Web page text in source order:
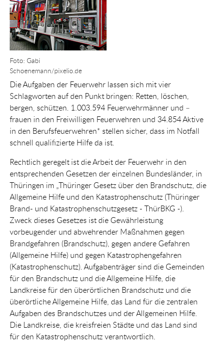
Foto: Gabi
Schoenemann/pixelio.de
Die Aufgaben der Feuerwehr lassen sich mit vier
Schlagworten auf den Punkt bringen: Retten, löschen,
bergen, schützen. 1.003.594 Feuerwehrmänner und –
frauen in den Freiwilligen Feuerwehren und 34.854 Aktive
in den Berufsfeuerwehren* stellen sicher, dass im Notfall
schnell qualifizierte Hilfe da ist.
Rechtlich geregelt ist die Arbeit der Feuerwehr in den
entsprechenden Gesetzen der einzelnen Bundesländer, in
Thüringen im „Thüringer Gesetz über den Brandschutz, die
Allgemeine Hilfe und den Katastrophenschutz (Thüringer
Brand- und Katastrophenschutzgesetz - ThürBKG -).
Zweck dieses Gesetzes ist die Gewährleistung
vorbeugender und abwehrender Maßnahmen gegen
Brandgefahren (Brandschutz), gegen andere Gefahren
(Allgemeine Hilfe) und gegen Katastrophengefahren
(Katastrophenschutz). Aufgabenträger sind die Gemeinden
für den Brandschutz und die Allgemeine Hilfe, die
Landkreise für den überörtlichen Brandschutz und die
überörtliche Allgemeine Hilfe, das Land für die zentralen
Aufgaben des Brandschutzes und der Allgemeinen Hilfe.
Die Landkreise, die kreisfreien Städte und das Land sind
für den Katastrophenschutz verantwortlich.